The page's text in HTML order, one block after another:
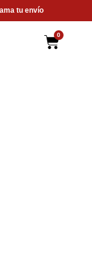
tu envío
0